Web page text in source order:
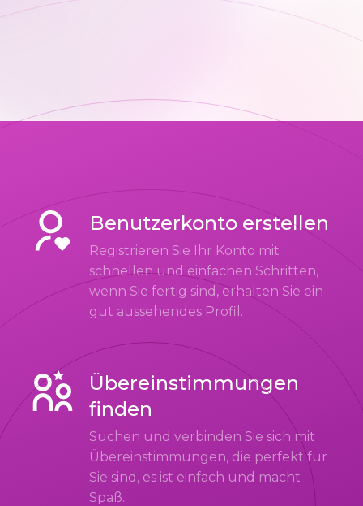
Benutzerkonto erstellen
Registrieren Sie Ihr Konto mit
schnellen und einfachen Schritten,
wenn Sie fertig sind, erhalten Sie ein
gut aussehendes Profil.
Übereinstimmungen
finden
Suchen und verbinden Sie sich mit
Übereinstimmungen, die perfekt für
Sie sind, es ist einfach und macht
Spaß.